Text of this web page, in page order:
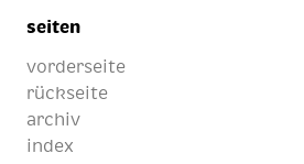
seiten
vorderseite
rückseite
archiv
index